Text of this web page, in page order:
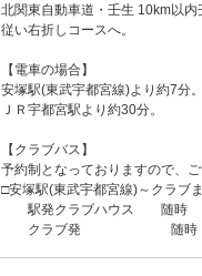
北関東自動車道・壬生 10km以
従い右折しコースへ。
【電車の場合】
安塚駅(東武宇都宮線)より約7分。
ＪＲ宇都宮駅より約30分。
【クラブバス】
予約制となっておりますので、
□安塚駅(東武宇都宮線)～クラブ
駅発クラブハウス 随時
クラブ発 随時